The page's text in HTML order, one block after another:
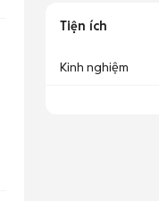
Tiện ích
Kinh nghiệm